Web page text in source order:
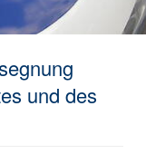
und des